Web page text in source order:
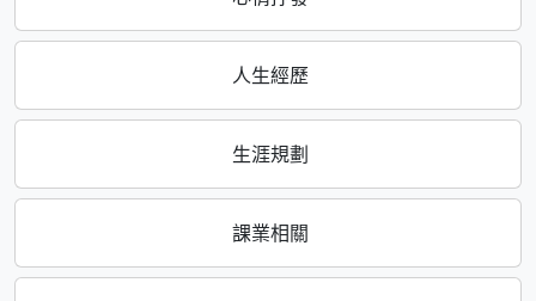
人生經歷
生涯規劃
課業相關